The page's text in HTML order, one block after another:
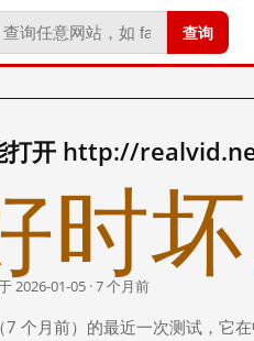
查询
打开 http://
时坏
2026-01-05 · 7 个月前
个月前）的最近一次测试，它